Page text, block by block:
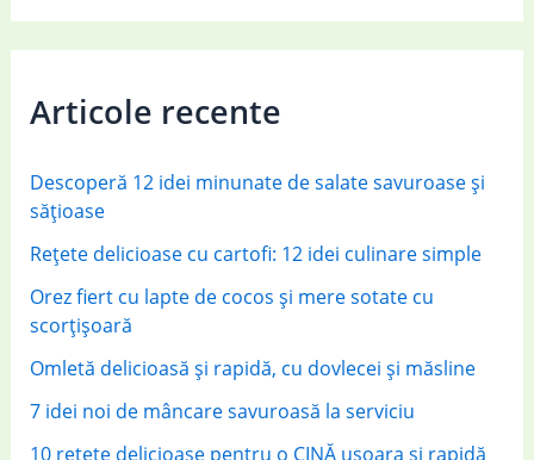
a
r
h
o
r
Articole recente
Descoperă 12 idei minunate de salate savuroase și
sățioase
Rețete delicioase cu cartofi: 12 idei culinare simple
Orez fiert cu lapte de cocos și mere sotate cu
scorțișoară
Omletă delicioasă și rapidă, cu dovlecei și măsline
7 idei noi de mâncare savuroasă la serviciu
10 rețete delicioase pentru o CINĂ ușoara și rapidă